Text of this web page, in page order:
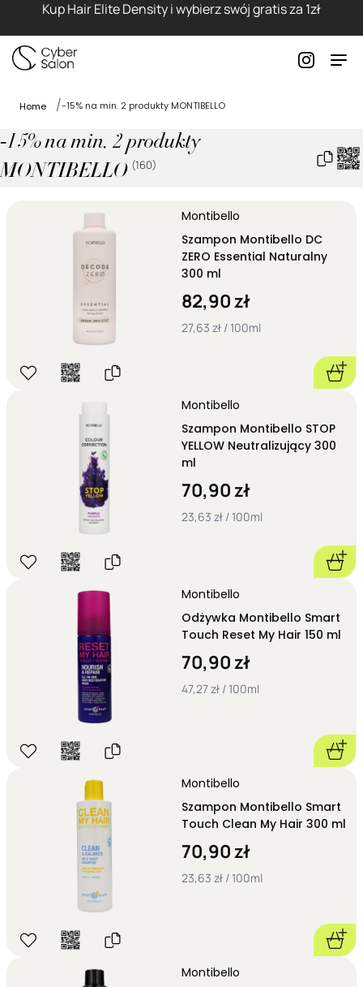
Kup Hair Elite Density i wybierz swój gratis za 1zł
Home -15% na min. 2 produkty MONTIBELLO
-15% na min. 2 produkty
MONTIBELLO (160)
Montibello
Szampon Montibello DC
ZERO Essential Naturalny
300 ml
82,90 zł
27,63 zł / 100ml
Montibello
Szampon Montibello STOP
YELLOW Neutralizujący 300
ml
70,90 zł
23,63 zł / 100ml
Montibello
Odżywka Montibello Smart
Touch Reset My Hair 150 ml
70,90 zł
47,27 zł / 100ml
Montibello
Szampon Montibello Smart
Touch Clean My Hair 300 ml
70,90 zł
23,63 zł / 100ml
Montibello